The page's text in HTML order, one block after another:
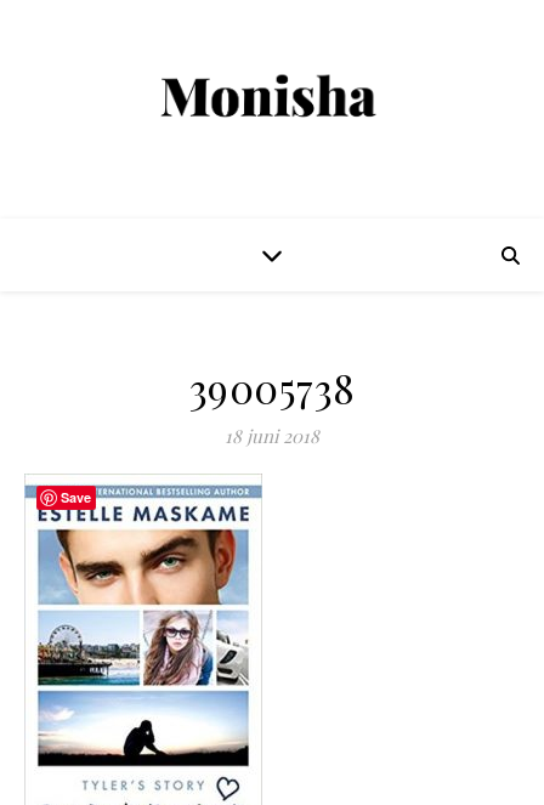
39005738
18 juni 2018
Save